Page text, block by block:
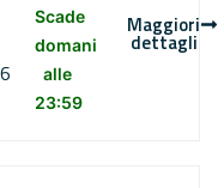
Scade
domani
alle
23:59
Maggiori
dettagli